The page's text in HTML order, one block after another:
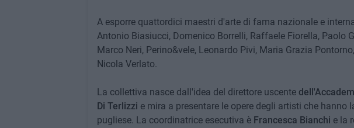
A esporre quattordici maestri d'arte di fama nazionale e
Antonio Biasiucci, Domenico Borrelli, Raffaele Fiorella, Paolo
Marco Neri, Perino&vele, Leonardo Pivi, Maria Grazia
Nicola Verlato.
La collettiva nasce dall'idea del direttore uscente
Di Terlizzi e mira a presentare le opere degli artisti che hanno
pugliese. La coordinatrice esecutiva è Francesca Bianchi e la